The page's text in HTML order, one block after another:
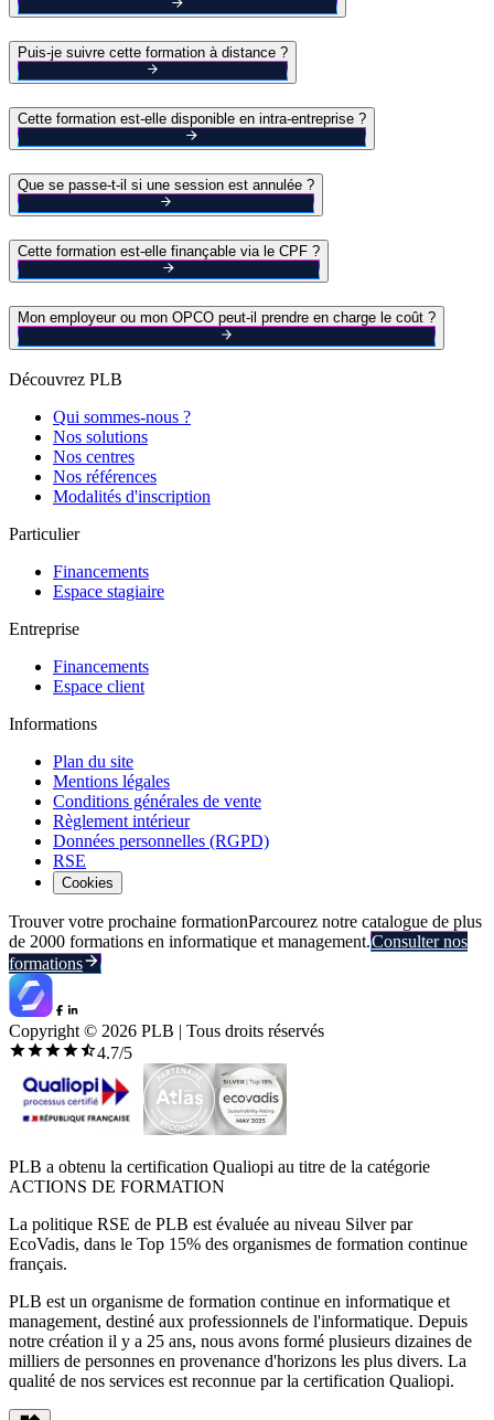
Puis-je suivre cette formation à distance ?
Cette formation est-elle disponible en intra-entreprise ?
Que se passe-t-il si une session est annulée ?
Cette formation est-elle finançable via le CPF ?
Mon employeur ou mon OPCO peut-il prendre en charge le coût ?
Découvrez PLB
Qui sommes-nous ?
Nos solutions
Nos centres
Nos références
Modalités d'inscription
Particulier
Financements
Espace stagiaire
Entreprise
Financements
Espace client
Informations
Plan du site
Mentions légales
Conditions générales de vente
Règlement intérieur
Données personnelles (RGPD)
RSE
Cookies
Trouver votre prochaine formationParcourez notre catalogue de plus
de 2000 formations en informatique et management.Consulter nos
formations
Copyright © 2026 PLB | Tous droits réservés
4.7/5
PLB a obtenu la certification Qualiopi au titre de la catégorie
ACTIONS DE FORMATION
La politique RSE de PLB est évaluée au niveau Silver par
EcoVadis, dans le Top 15% des organismes de formation continue
français.
PLB est un organisme de formation continue en informatique et
management, destiné aux professionnels de l'informatique. Depuis
notre création il y a 25 ans, nous avons formé plusieurs dizaines de
milliers de personnes en provenance d'horizons les plus divers. La
qualité de nos services est reconnue par la certification Qualiopi.